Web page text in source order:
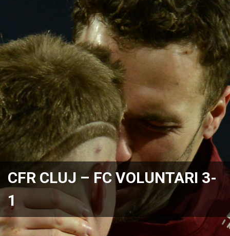
CFR CLUJ – FC VOLUNTARI 3-
1